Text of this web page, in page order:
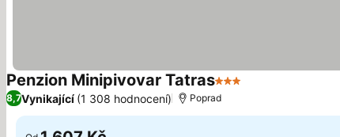
Penzion Minipivovar Tatras3 Počet hvězdiček
8,7Vynikající (1 308 hodnocení) Poprad